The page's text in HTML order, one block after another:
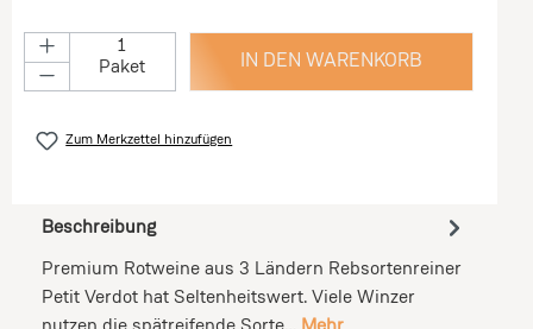
Paket IN DEN WARENKORB
Zum Merkzettel hinzufügen
Beschreibung
Premium Rotweine aus 3 Ländern Rebsortenreiner
Petit Verdot hat Seltenheitswert. Viele Winzer